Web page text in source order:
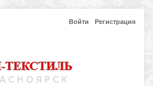
Войти Регистрация